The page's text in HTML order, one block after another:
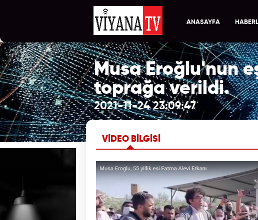
ANASAYFA
Musa Eroğlu'nun
toprağa verildi.
2021-11-24 23:09:47
VİDEO BİLGİSİ